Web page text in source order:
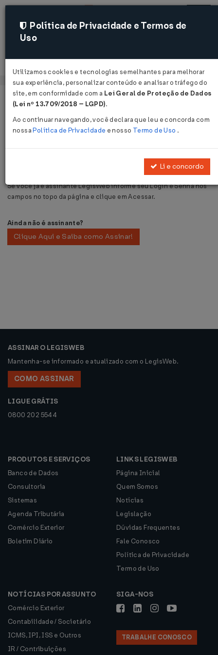
Acessar
Página Inicial Área do Assinante
Acesso Exclusivo à Assinantes
Esta é uma área de acesso exclusivo à assinantes LegisWeb.
Se você já é assinante LegisWeb informe seu Login e Senha nos
campos no topo da página e clique em Acessar.
Ainda não é assinante?
Clique Aqui e Saiba como Assinar!
ASSINAR O LEGISWEB
Mantenha-se informado e atualizado com o LegisWeb.
COMO ASSINAR
LIGUE GRÁTIS
0800 202 5544
PRODUTOS E SERVIÇOS
Banco de Dados
Consultoria
Sistemas
Agenda Tributária
Comércio Exterior
Boletim Diário
LINKS LEGISWEB
Página Inicial
Quem Somos
Notícias
Legislação
Dúvidas Frequentes
Fale Conosco
Política de Privacidade
Termo de Uso
NOTÍCIAS POR ASSUNTO
Comércio Exterior
Contabilidade / Societário
ICMS, IPI, ISS e Outros
IR / Contribuições
SIGA-NOS
TRABALHE CONOSCO
Política de Privacidade e Termos de
Uso
Utilizamos cookies e tecnologias semelhantes para melhorar
sua experiência, personalizar conteúdo e analisar o tráfego do
site, em conformidade com a Lei Geral de Proteção de Dados
(Lei nº 13.709/2018 – LGPD).
Ao continuar navegando, você declara que leu e concorda com
nossaPolítica de Privacidade e nosso Termo de Uso .
Li e concordo